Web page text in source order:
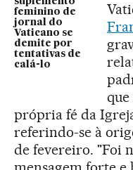
feminino de
jornal do
Vaticano se
demite por
tentativas de
calá-lo
própria fé da
referindo-se à
de fevereiro. "Foi